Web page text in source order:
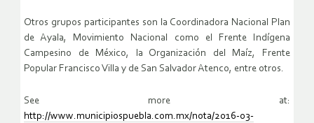
Otros grupos participantes son la Coordinadora Nacional Plan
de Ayala, Movimiento Nacional como el Frente Indígena
Campesino de México, la Organización del Maíz, Frente
Popular Francisco Villa y de San Salvador Atenco, entre otros.
See more at:
http://www.municipiospuebla.com.mx/nota/2016-03-